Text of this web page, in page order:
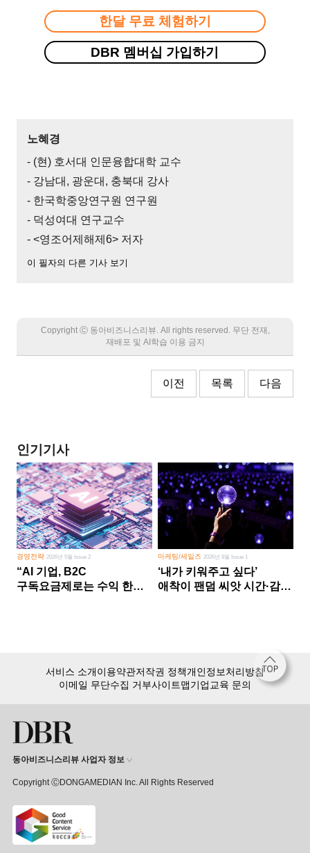
한달 무료 체험하기
DBR 멤버십 가입하기
노혜경
- (현) 호서대 인문융합대학 교수
- 강남대, 광운대, 충북대 강사
- 한국학중앙연구원 연구원
- 덕성여대 연구교수
- <영조어제해제6> 저자
이 필자의 다른 기사 보기
Copyright Ⓒ 동아비즈니스리뷰. All rights reserved. 무단 전재,
재배포 및 AI학습 이용 금지
이전 목록 다음
인기기사
경영전략 2026년 5월 Issue 2
“AI 기업, B2C
구독요금제로는 수익 한계
마케팅/세일즈 2026년 8월 Issue 1
‘내가 키워주고 싶다’
애착이 팬덤 씨앗 시간·감정
15,000여 건의 DBR 콘텐츠를
서비스 소개이용약관저작권 정책개인정보처리방침
이메일 무단수집 거부사이트맵기업교육 문의
동아비즈니스리뷰 사업자 정보
Copyright ⒸDONGAMEDIAN Inc. All Rights Reserved